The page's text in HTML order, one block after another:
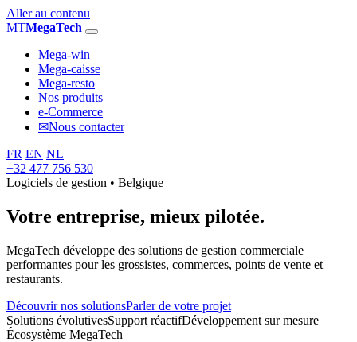
Aller au contenu
MTMegaTech
Mega-win
Mega-caisse
Mega-resto
Nos produits
e-Commerce
✉Nous contacter
FR EN NL
+32 477 756 530
Logiciels de gestion • Belgique
Votre entreprise, mieux pilotée.
MegaTech développe des solutions de gestion commerciale
performantes pour les grossistes, commerces, points de vente et
restaurants.
Découvrir nos solutionsParler de votre projet
Solutions évolutivesSupport réactifDéveloppement sur mesure
Écosystème MegaTech